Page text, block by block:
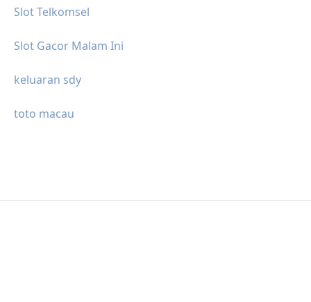
Slot Telkomsel
Slot Gacor Malam Ini
keluaran sdy
toto macau